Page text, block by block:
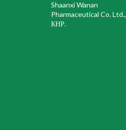
Shaanxi Wanan
Pharmaceutical Co. Ltd.,
КНР.